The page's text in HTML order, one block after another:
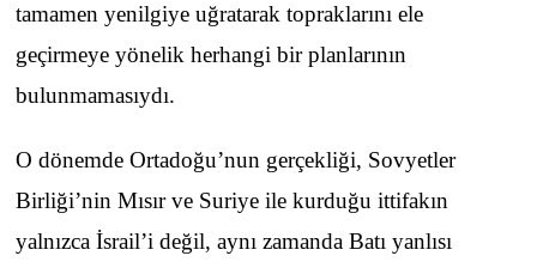
tamamen yenilgiye uğratarak topraklarını ele
geçirmeye yönelik herhangi bir planlarının
bulunmamasıydı.
O dönemde Ortadoğu’nun gerçekliği, Sovyetler
Birliği’nin Mısır ve Suriye ile kurduğu ittifakın
yalnızca İsrail’i değil, aynı zamanda Batı yanlısı